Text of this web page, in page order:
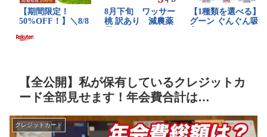
【全公開】私が保有しているクレジットカ
ード全部見せます！年会費合計は…
クレジットカード